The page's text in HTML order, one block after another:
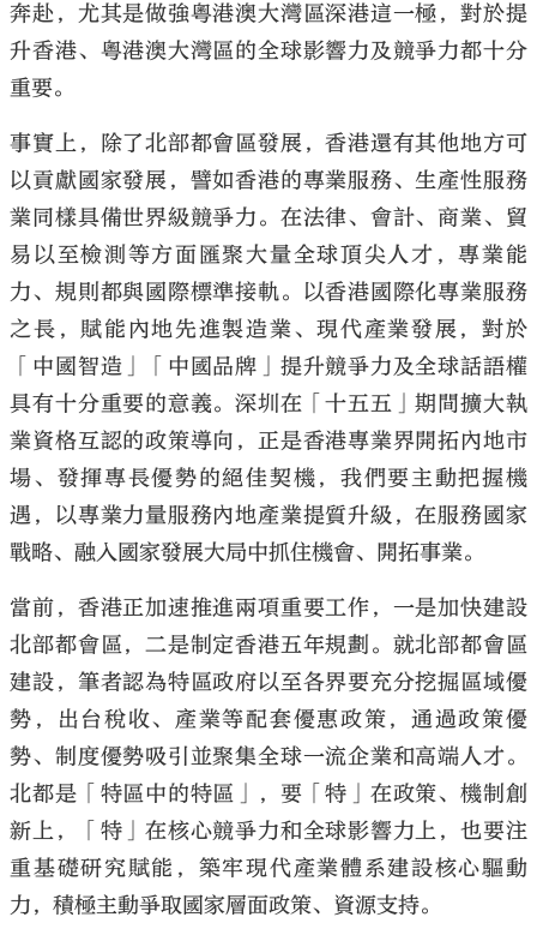
奔赴，尤其是做強粵港澳大灣區深港這一極，對於提
升香港、粵港澳大灣區的全球影響力及競爭力都十分
重要。
事實上，除了北部都會區發展，香港還有其他地方可
以貢獻國家發展，譬如香港的專業服務、生產性服務
業同樣具備世界級競爭力。在法律、會計、商業、貿
易以至檢測等方面匯聚大量全球頂尖人才，專業能
力、規則都與國際標準接軌。以香港國際化專業服務
之長，賦能內地先進製造業、現代產業發展，對於
「中國智造」「中國品牌」提升競爭力及全球話語權
具有十分重要的意義。深圳在「十五五」期間擴大執
業資格互認的政策導向，正是香港專業界開拓內地市
場、發揮專長優勢的絕佳契機，我們要主動把握機
遇，以專業力量服務內地產業提質升級，在服務國家
戰略、融入國家發展大局中抓住機會、開拓事業。
當前，香港正加速推進兩項重要工作，一是加快建設
北部都會區，二是制定香港五年規劃。就北部都會區
建設，筆者認為特區政府以至各界要充分挖掘區域優
勢，出台稅收、產業等配套優惠政策，通過政策優
勢、制度優勢吸引並聚集全球一流企業和高端人才。
北都是「特區中的特區」，要「特」在政策、機制創
新上，「特」在核心競爭力和全球影響力上，也要注
重基礎研究賦能，築牢現代產業體系建設核心驅動
力，積極主動爭取國家層面政策、資源支持。